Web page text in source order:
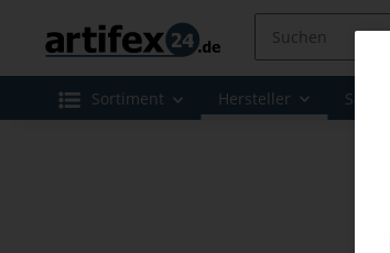
Sortiment Hersteller Sale